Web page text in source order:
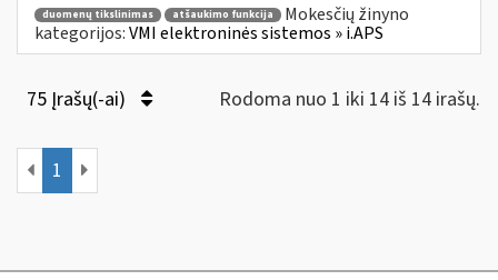
duomenų tikslinimas atšaukimo funkcija
Mokesčių žinyno
kategorijos:VMI elektroninės sistemos » i.APS
75 Įrašų(-ai) Rodoma nuo 1 iki 14 iš 14 irašų.
1